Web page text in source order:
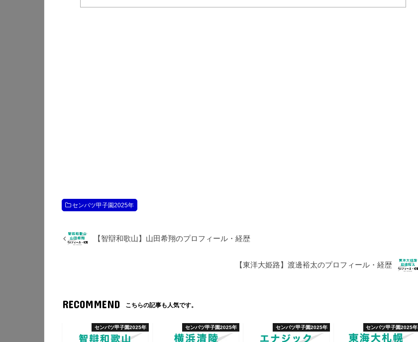
センバツ甲子園2025年
【智辯和歌山】山田希翔のプロフィール・経歴
【東洋大姫路】渡邊裕太のプロフィール・経歴
RECOMMEND こちらの記事も人気です。
センバツ甲子園2025年 センバツ甲子園2025年 センバツ甲子園2025年 センバツ甲子園2025年